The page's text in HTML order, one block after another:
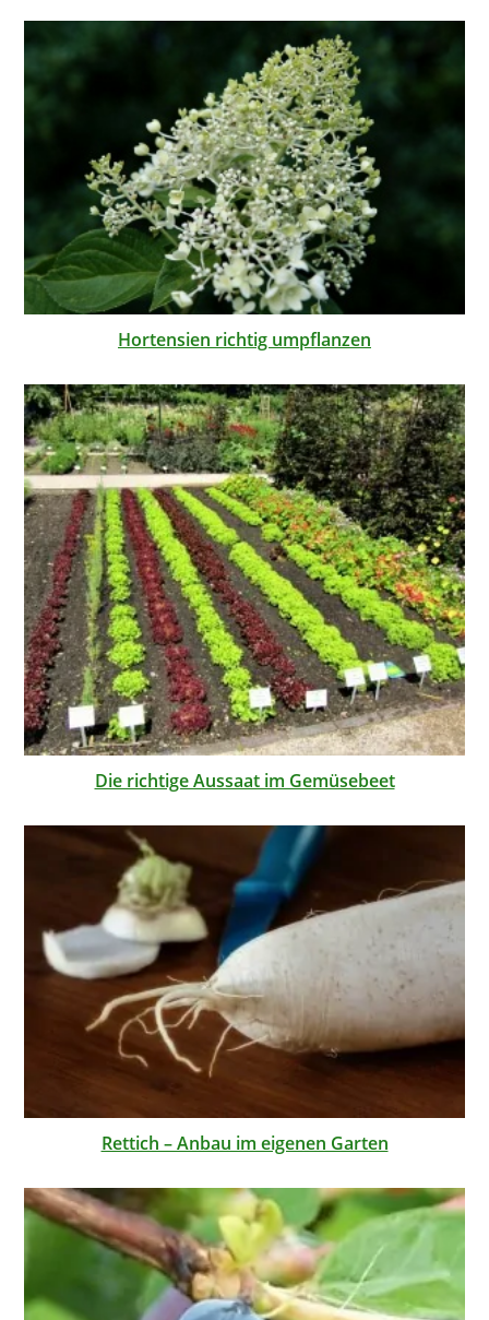
Hortensien richtig umpflanzen
Die richtige Aussaat im Gemüsebeet
Rettich – Anbau im eigenen Garten